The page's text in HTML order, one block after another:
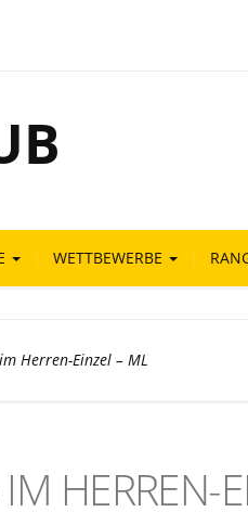
WETTBEWERBE
Herren-Einzel – ML
HERREN-